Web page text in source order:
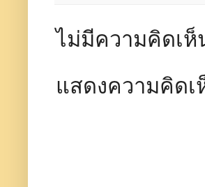
ไม่มีความคิดเห็
แสดงความคิดเ